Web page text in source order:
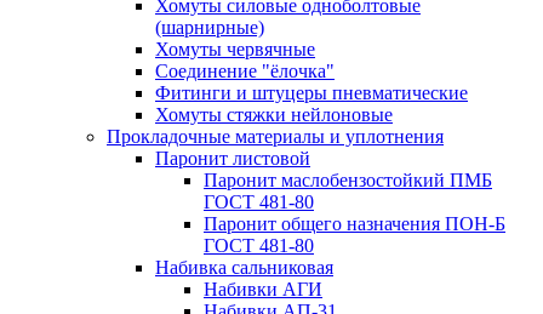
Хомуты силовые одноболтовые
(шарнирные)
Хомуты червячные
Соединение "ёлочка"
Фитинги и штуцеры пневматические
Хомуты стяжки нейлоновые
Прокладочные материалы и уплотнения
Паронит листовой
Паронит маслобензостойкий ПМБ
ГОСТ 481-80
Паронит общего назначения ПОН-Б
ГОСТ 481-80
Набивка сальниковая
Набивки АГИ